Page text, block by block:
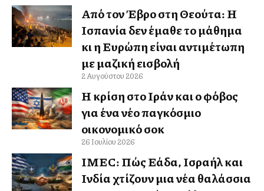
Από τον Έβρο στη Θεούτα: Η
Ισπανία δεν έμαθε το μάθημα
κι η Ευρώπη είναι αντιμέτωπη
με μαζική εισβολή
2 Αυγούστου 2026
Η κρίση στο Ιράν και ο φόβος
για ένα νέο παγκόσμιο
οικονομικό σοκ
26 Ιουλίου 2026
IMEC: Πώς Ελλάδα, Ισραήλ και
Ινδία χτίζουν μια νέα θαλάσσια